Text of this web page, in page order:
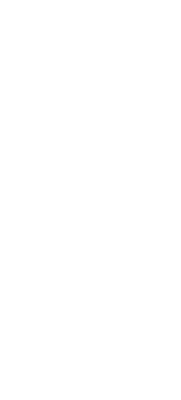
Situation
mit Ihnen
an
einer akuten